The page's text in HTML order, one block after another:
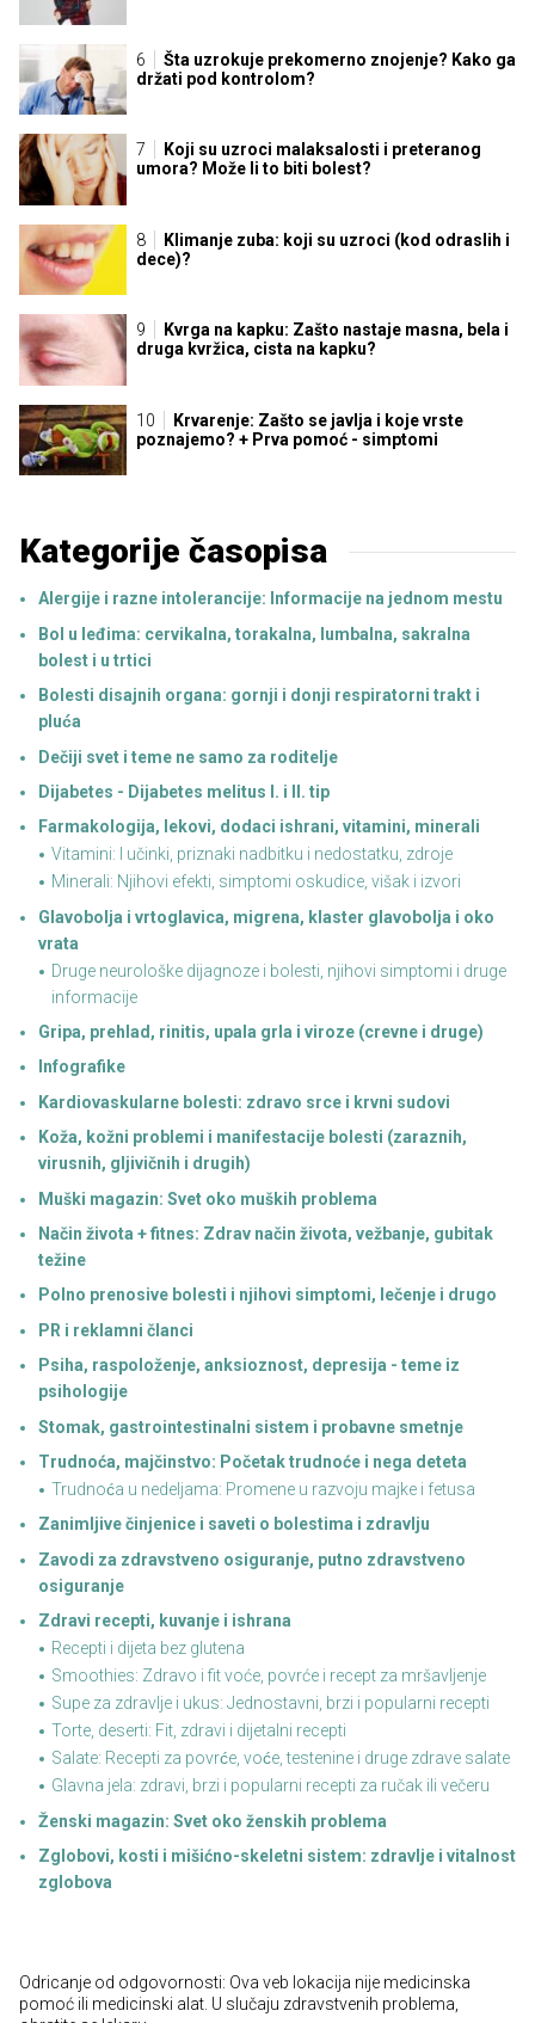
Šta uzrokuje prekomerno znojenje? Kako ga
držati pod kontrolom?
Koji su uzroci malaksalosti i preteranog
umora? Može li to biti bolest?
Klimanje zuba: koji su uzroci (kod odraslih i
dece)?
Kvrga na kapku: Zašto nastaje masna, bela i
druga kvržica, cista na kapku?
Krvarenje: Zašto se javlja i koje vrste
poznajemo? + Prva pomoć - simptomi
Kategorije časopisa
Alergije i razne intolerancije: Informacije na jednom mestu
Bol u leđima: cervikalna, torakalna, lumbalna, sakralna
bolest i u trtici
Bolesti disajnih organa: gornji i donji respiratorni trakt i
pluća
Dečiji svet i teme ne samo za roditelje
Dijabetes - Dijabetes melitus I. i II. tip
Farmakologija, lekovi, dodaci ishrani, vitamini, minerali
Vitamini: I učinki, priznaki nadbitku i nedostatku, zdroje
Minerali: Njihovi efekti, simptomi oskudice, višak i izvori
Glavobolja i vrtoglavica, migrena, klaster glavobolja i oko
vrata
Druge neurološke dijagnoze i bolesti, njihovi simptomi i druge
informacije
Gripa, prehlad, rinitis, upala grla i viroze (crevne i druge)
Infografike
Kardiovaskularne bolesti: zdravo srce i krvni sudovi
Koža, kožni problemi i manifestacije bolesti (zaraznih,
virusnih, gljivičnih i drugih)
Muški magazin: Svet oko muških problema
Način života + fitnes: Zdrav način života, vežbanje, gubitak
težine
Polno prenosive bolesti i njihovi simptomi, lečenje i drugo
PR i reklamni članci
Psiha, raspoloženje, anksioznost, depresija - teme iz
psihologije
Stomak, gastrointestinalni sistem i probavne smetnje
Trudnoća, majčinstvo: Početak trudnoće i nega deteta
Trudnoća u nedeljama: Promene u razvoju majke i fetusa
Zanimljive činjenice i saveti o bolestima i zdravlju
Zavodi za zdravstveno osiguranje, putno zdravstveno
osiguranje
Zdravi recepti, kuvanje i ishrana
Recepti i dijeta bez glutena
Smoothies: Zdravo i fit voće, povrće i recept za mršavljenje
Supe za zdravlje i ukus: Jednostavni, brzi i popularni recepti
Torte, deserti: Fit, zdravi i dijetalni recepti
Salate: Recepti za povrće, voće, testenine i druge zdrave salate
Glavna jela: zdravi, brzi i popularni recepti za ručak ili večeru
Ženski magazin: Svet oko ženskih problema
Zglobovi, kosti i mišićno-skeletni sistem: zdravlje i vitalnost
zglobova
Odricanje od odgovornosti: Ova veb lokacija nije medicinska
pomoć ili medicinski alat. U slučaju zdravstvenih problema,